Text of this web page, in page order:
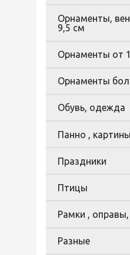
Орнаменты,
9,5 см
Орнаменты от
Орнаменты
Обувь, одежда
Панно ,
Праздники
Птицы
Рамки , оправы,
Разные